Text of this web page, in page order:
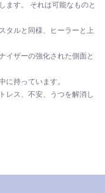
ます。 それは可能なものと
タルと同様、ヒーラーと上
イザーの強化された側面と
に持っています。
レス、不安、うつを解消し